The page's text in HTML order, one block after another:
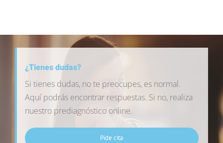
¿Tienes dudas?
Si tienes dudas, no te preocupes, es normal.
Aquí podrás encontrar respuestas. Si no, realiza
nuestro prediagnóstico online.
Pide cita